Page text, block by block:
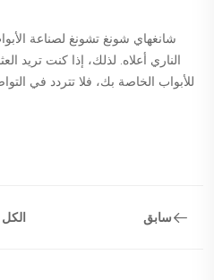
شانغهاي شونغ تشونغ لصناعة
الناري أعلاه. لذلك، إذا كنت تريد
للأبواب الخاصة بك، فلا تتردد في
سابق الكل